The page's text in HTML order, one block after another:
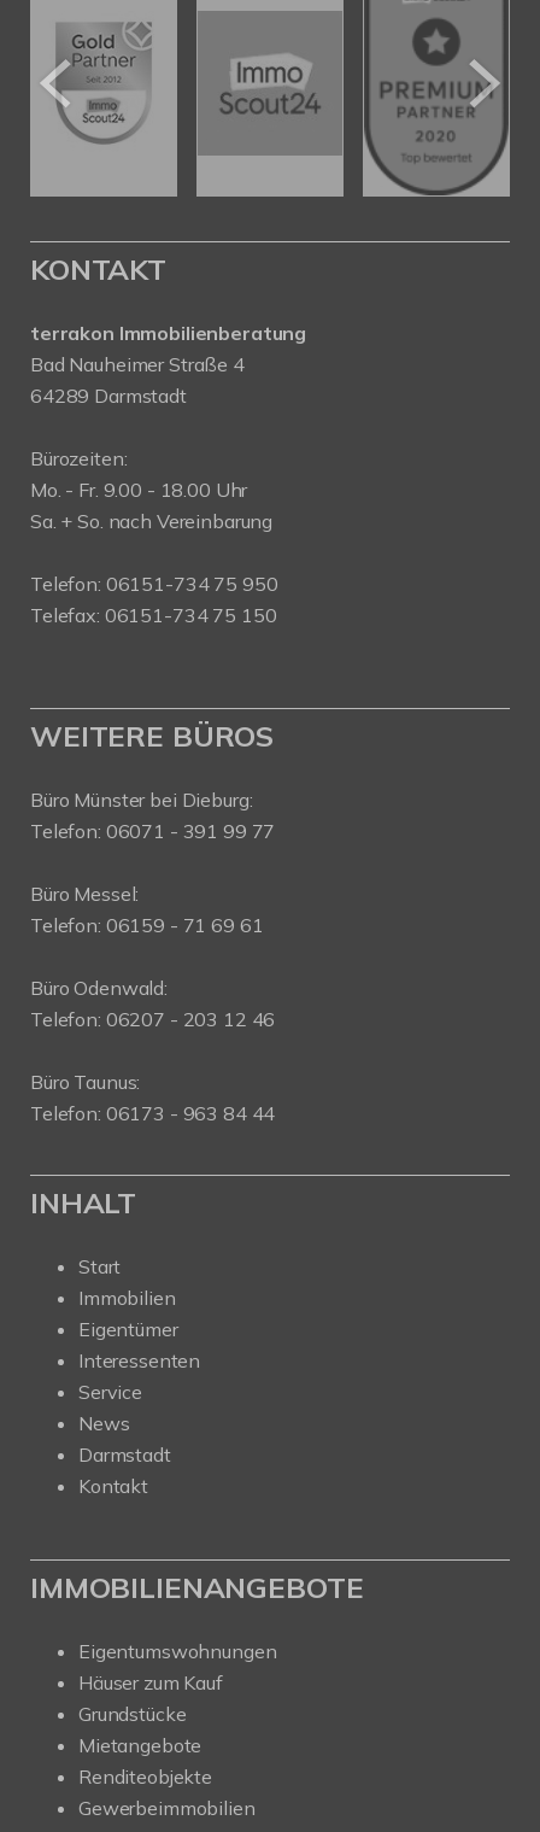
KONTAKT
terrakon Immobilienberatung
Bad Nauheimer Straße 4
64289 Darmstadt
Bürozeiten:
Mo. - Fr. 9.00 - 18.00 Uhr
Sa. + So. nach Vereinbarung
Telefon: 06151-734 75 950
Telefax: 06151-734 75 150
WEITERE BÜROS
Büro Münster bei Dieburg:
Telefon: 06071 - 391 99 77
Büro Messel:
Telefon: 06159 - 71 69 61
Büro Odenwald:
Telefon: 06207 - 203 12 46
Büro Taunus:
Telefon: 06173 - 963 84 44
INHALT
Start
Immobilien
Eigentümer
Interessenten
Service
News
Darmstadt
Kontakt
IMMOBILIENANGEBOTE
Eigentumswohnungen
Häuser zum Kauf
Grundstücke
Mietangebote
Renditeobjekte
Gewerbeimmobilien